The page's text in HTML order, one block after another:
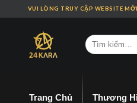
VUI LÒNG TRUY CẬP WEBSITE
Trang Chủ Thương